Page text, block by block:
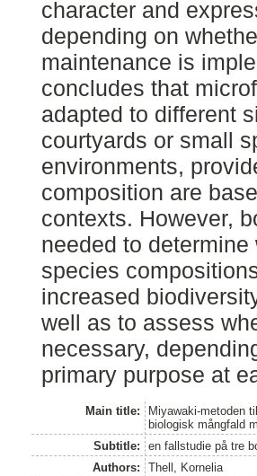
character and
depending on
maintenance is
concludes that
adapted to different
courtyards or small
environments,
composition are
contexts. However,
needed to
species
increased
well as to assess
necessary,
primary purpose at
Main title:
Miyawaki-metoden
biologisk mångfald
Subtitle:
en fallstudie på tre
Authors:
Thell, Kornelia